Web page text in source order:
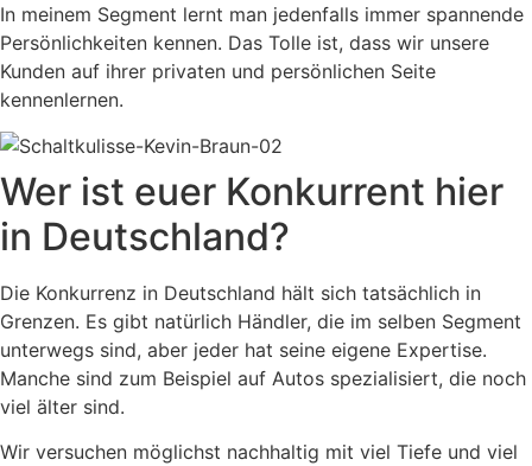
In meinem Segment lernt man jedenfalls immer spannende
Persönlichkeiten kennen. Das Tolle ist, dass wir unsere
Kunden auf ihrer privaten und persönlichen Seite
kennenlernen.
Wer ist euer Konkurrent hier
in Deutschland?
Die Konkurrenz in Deutschland hält sich tatsächlich in
Grenzen. Es gibt natürlich Händler, die im selben Segment
unterwegs sind, aber jeder hat seine eigene Expertise.
Manche sind zum Beispiel auf Autos spezialisiert, die noch
viel älter sind.
Wir versuchen möglichst nachhaltig mit viel Tiefe und viel